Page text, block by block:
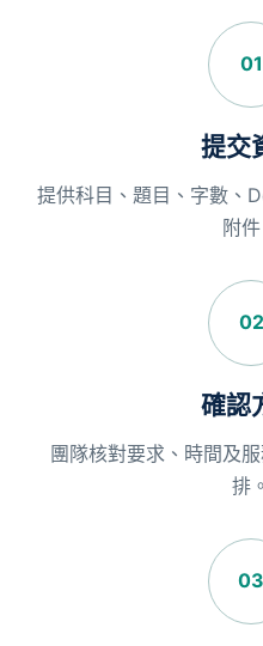
01
提交
提供科目、題目、字數、
附件
02
確認
團隊核對要求、時間及
排。
03